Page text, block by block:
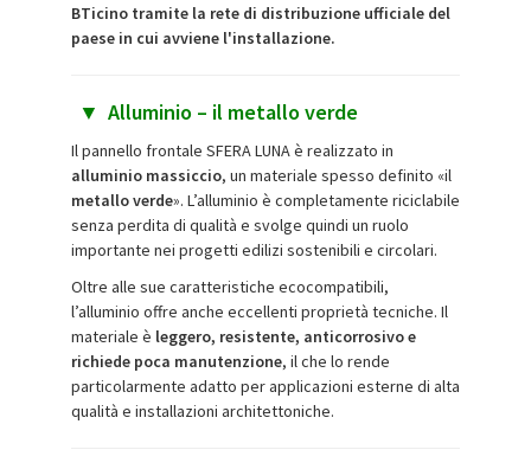
BTicino tramite la rete di distribuzione ufficiale del
paese in cui avviene l'installazione.
▼ Alluminio – il metallo verde
Il pannello frontale SFERA LUNA è realizzato in
alluminio massiccio, un materiale spesso definito «il
metallo verde». L’alluminio è completamente riciclabile
senza perdita di qualità e svolge quindi un ruolo
importante nei progetti edilizi sostenibili e circolari.
Oltre alle sue caratteristiche ecocompatibili,
l’alluminio offre anche eccellenti proprietà tecniche. Il
materiale è leggero, resistente, anticorrosivo e
richiede poca manutenzione, il che lo rende
particolarmente adatto per applicazioni esterne di alta
qualità e installazioni architettoniche.